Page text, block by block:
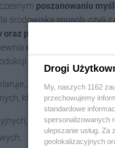
poszanowaniu
środowiska sposób, czyli z
powstawania odpadów
odbiór odpadów z
materiałów
że jest to jego
która pozwoli
Drogi
My, naszych 1162
przechowujemy
standardowe
spersonalizowanych
ulepszanie usług.
geolokalizacyjnych